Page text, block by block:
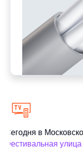
Сегодня в
Фестивальная